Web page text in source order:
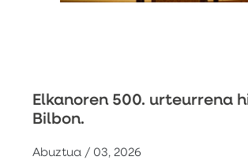
Elkanoren 500. urteurrena
Bilbon.
Abuztua / 03, 2026